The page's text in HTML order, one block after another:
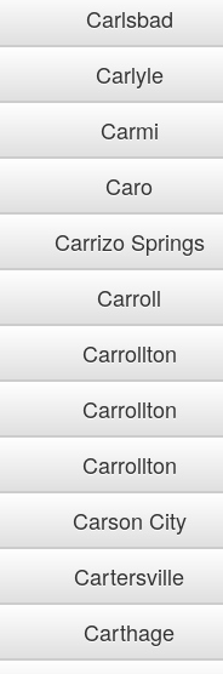
Carlsbad
Carlyle
Carmi
Caro
Carrizo Springs
Carroll
Carrollton
Carrollton
Carrollton
Carson City
Cartersville
Carthage